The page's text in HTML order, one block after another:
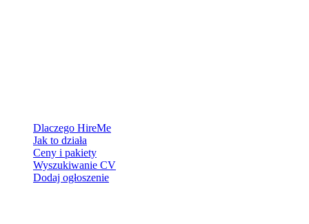
Dlaczego HireMe
Jak to działa
Ceny i pakiety
Wyszukiwanie CV
Dodaj ogłoszenie